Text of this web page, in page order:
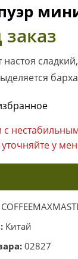
с
у
Китай
02827